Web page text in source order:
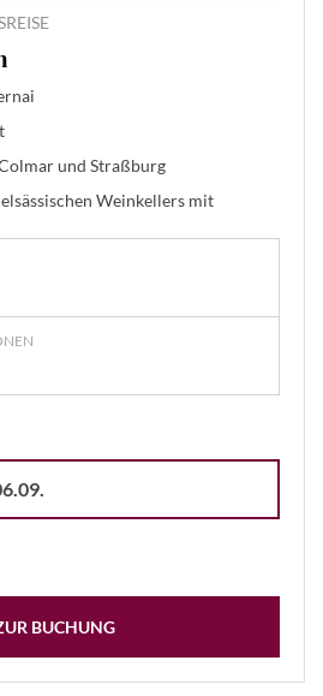
und Straßburg
Weinkellers mit
BUCHUNG